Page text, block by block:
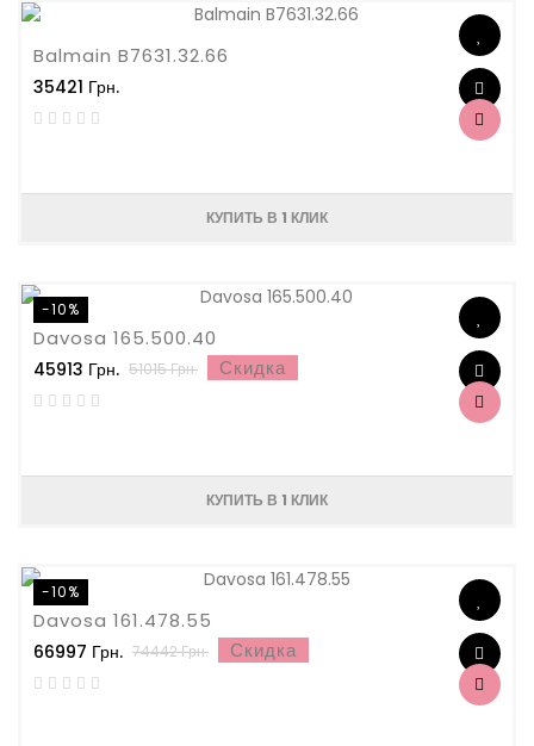
Balmain B7631.32.66
35421 Грн.
КУПИТЬ В 1 КЛИК
-10%
Davosa 165.500.40
45913 Грн. 51015 Грн. Скидка
КУПИТЬ В 1 КЛИК
-10%
Davosa 161.478.55
66997 Грн. 74442 Грн. Скидка